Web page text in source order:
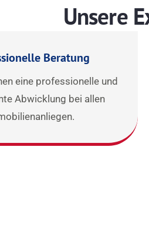
Unsere
Beratung
eine professionelle und
Abwicklung bei allen